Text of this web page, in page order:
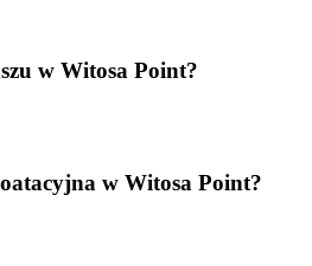
w Witosa Point?
w Witosa Point?